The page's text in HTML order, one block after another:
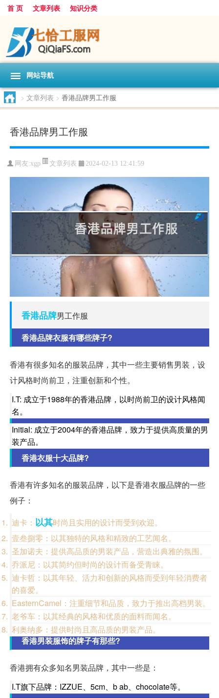
首 页 文章列表 知识分类
网站导航
> 文章列表 > 香港品牌男工作服
香港品牌男工作服
网友:xgp 文章列表 2024-02-13 12:41:59
香港品牌男工作服
香港品牌衣服有哪些牌子?
香港有很多知名的服装品牌，其中一些主要销售男装，设
计风格时尚前卫，注重创新和个性。
I.T: 成立于1988年的香港品牌，以时尚前卫的设计风格闻
名。
Initial: 成立于2004年的香港品牌，致力于提供高质量的男
装产品。
香港衣服十大品牌?
香港有许多知名的服装品牌，以下是香港衣服品牌的一些
例子：
迪卡： 以其时尚且实用的设计而受到欢迎。
壹叁捌零：以其独特的风格和精致的工艺闻名。
圣加诺夫：提供高品质的男装产品，营造出典雅的氛围。
乔派尼：以其简约但时尚的设计而备受青睐。
迪卡哲：以其年轻、活力和创新的风格而受到年轻消费者
的喜爱。
EasternCamel：注重细节和品质，致力于推出高档男装。
老爷车：以其经典的风格和优质的面料而闻名。
利奥纳多：提供时尚且高品质的男装产品。
香港男装服饰的牌子有那些?
香港拥有众多知名男装品牌，其中一些是：
I.T旗下品牌：IZZUE、5cm、b ab、chocolate等。